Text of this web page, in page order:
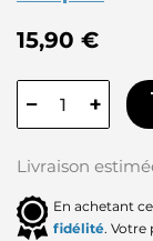
15,90 €
− +
Livraison
En achetant
fidélité. Votre